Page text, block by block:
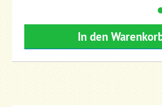
In den